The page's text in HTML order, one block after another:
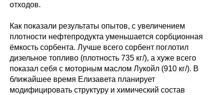
отходов.
Как показали результаты опытов, с увеличением
плотности нефтепродукта уменьшается сорбционная
ёмкость сорбента. Лучше всего сорбент поглотил
дизельное топливо (плотность 735 кг/), а хуже всего
показал себя с моторным маслом Лукойл (910 кг/). В
ближайшее время Елизавета планирует
модифицировать структуру и химический состав